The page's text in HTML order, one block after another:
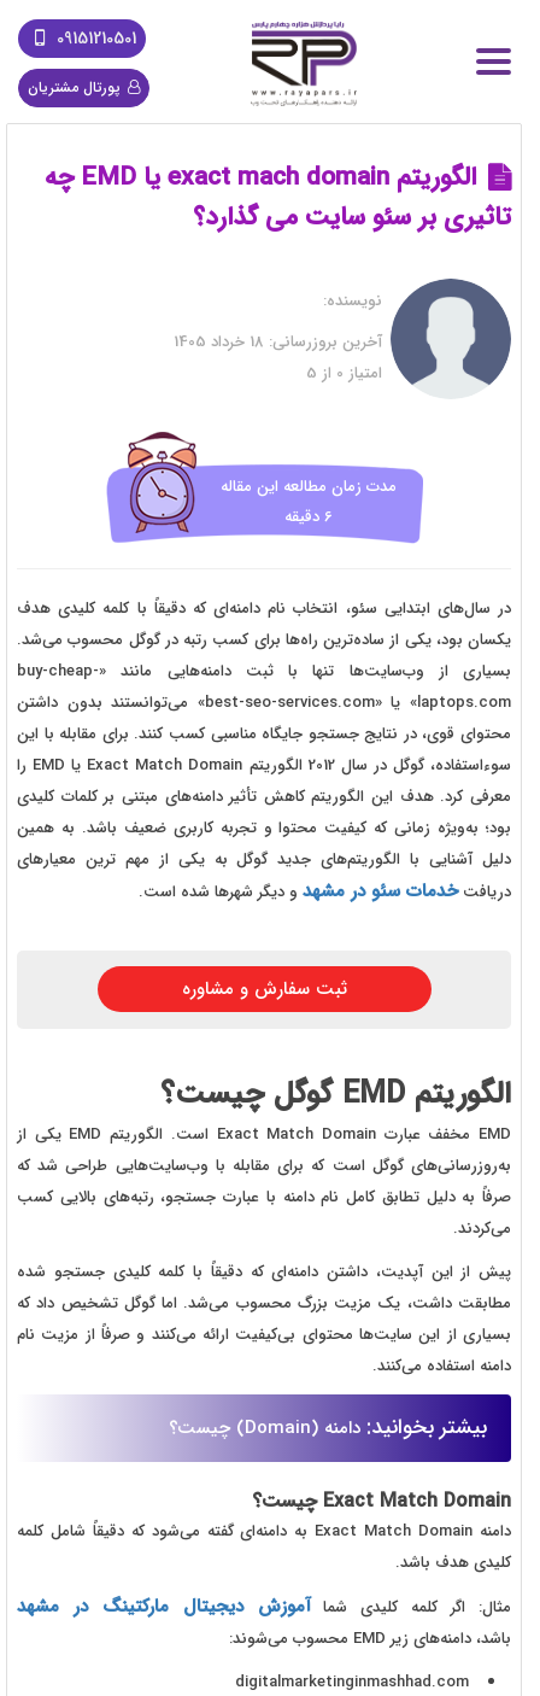
09151210501
پورتال مشتریان
الگوریتم exact mach domain یا EMD چه
تاثیری بر سئو سایت می گذارد؟
نویسنده:
آخرین بروزرسانی:
امتیاز 0 از 5
مدت زمان مطالعه این مقاله
6 دقیقه
در سال‌های ابتدایی سئو، انتخاب نام دامنه‌ای که دقیقاً با کلمه کلیدی هدف
یکسان بود، یکی از ساده‌ترین راه‌ها برای کسب رتبه در گوگل محسوب می‌شد.
بسیاری از وب‌سایت‌ها تنها با ثبت دامنه‌هایی مانند «buy-cheap-
laptops.com» یا «best-seo-services.com» می‌توانستند بدون داشتن
محتوای قوی، در نتایج جستجو جایگاه مناسبی کسب کنند. برای مقابله با این
سوءاستفاده، گوگل در سال 2012 الگوریتم Exact Match Domain یا EMD را
معرفی کرد. هدف این الگوریتم کاهش تأثیر دامنه‌های مبتنی بر کلمات کلیدی
بود؛ به‌ویژه زمانی که کیفیت محتوا و تجربه کاربری ضعیف باشد. به همین
دلیل آشنایی با الگوریتم‌های جدید گوگل به یکی از مهم ترین معیارهای
دریافتخدمات سئو در مشهد و دیگر شهرها شده است.
ثبت سفارش و مشاوره
الگوریتم EMD گوگل چیست؟
EMD مخفف عبارت Exact Match Domain است. الگوریتم EMD یکی از
به‌روزرسانی‌های گوگل است که برای مقابله با وب‌سایت‌هایی طراحی شد که
صرفاً به دلیل تطابق کامل نام دامنه با عبارت جستجو، رتبه‌های بالایی کسب
می‌کردند.
پیش از این آپدیت، داشتن دامنه‌ای که دقیقاً با کلمه کلیدی جستجو شده
مطابقت داشت، یک مزیت بزرگ محسوب می‌شد. اما گوگل تشخیص داد که
بسیاری از این سایت‌ها محتوای بی‌کیفیت ارائه می‌کنند و صرفاً از مزیت نام
دامنه استفاده می‌کنند.
بیشتر بخوانید: دامنه (Domain) چیست؟
Exact Match Domain چیست؟
دامنه Exact Match Domain به دامنه‌ای گفته می‌شود که دقیقاً شامل کلمه
کلیدی هدف باشد.
مثال: اگر کلمه کلیدی شماآموزش دیجیتال مارکتینگ در مشهد
باشد، دامنه‌های زیر EMD محسوب می‌شوند:
digitalmarketinginmashhad.com